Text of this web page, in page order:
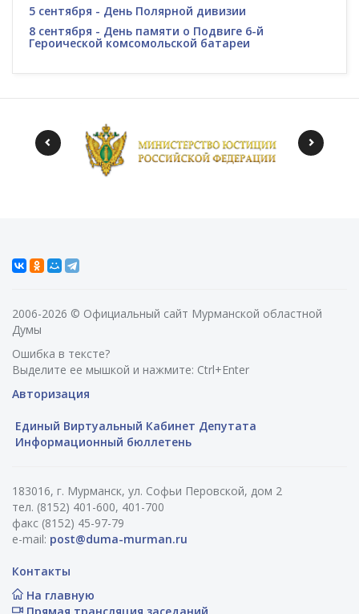
5 сентября - День Полярной дивизии
8 сентября - День памяти о Подвиге 6-й
Героической комсомольской батареи
2006-2026 © Официальный сайт Мурманской областной
Думы
Ошибка в тексте?
Выделите ее мышкой и нажмите: Ctrl+Enter
Авторизация
Единый Виртуальный Кабинет Депутата
Информационный бюллетень
183016, г. Мурманск, ул. Софьи Перовской, дом 2
тел. (8152) 401-600, 401-700
факс (8152) 45-97-79
e-mail: post@duma-murman.ru
Контакты
На главную